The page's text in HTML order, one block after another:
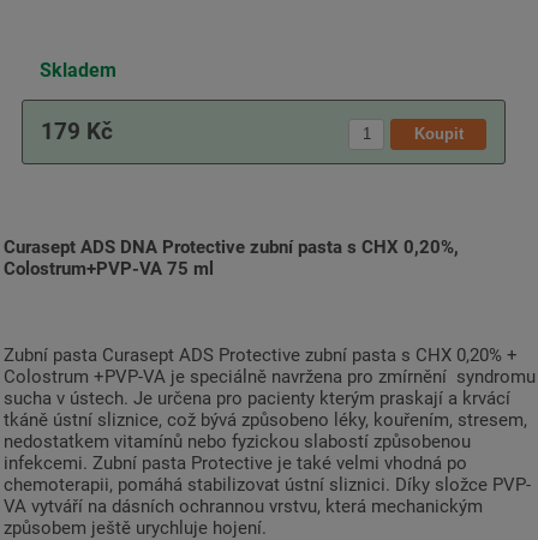
Skladem
179 Kč
Curasept ADS DNA Protective zubní pasta s CHX 0,20%,
Colostrum+PVP-VA 75 ml
Zubní pasta Curasept ADS Protective zubní pasta s CHX 0,20% +
Colostrum +PVP-VA je speciálně navržena pro zmírnění syndromu
sucha v ústech. Je určena pro pacienty kterým praskají a krvácí
tkáně ústní sliznice, což bývá způsobeno léky, kouřením, stresem,
nedostatkem vitamínů nebo fyzickou slabostí způsobenou
infekcemi. Zubní pasta Protective je také velmi vhodná po
chemoterapii, pomáhá stabilizovat ústní sliznici. Díky složce PVP-
VA vytváří na dásních ochrannou vrstvu, která mechanickým
způsobem ještě urychluje hojení.